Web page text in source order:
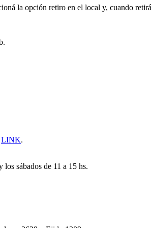
la opción retiro en el local y, cuando
LINK.
los sábados de 11 a 15 hs.